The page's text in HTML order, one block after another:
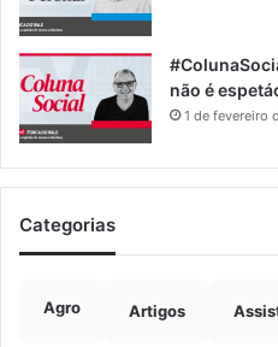
não é
1 de fevereiro
Categorias
Agro Artigos